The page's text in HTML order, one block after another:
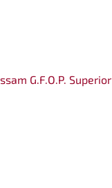
G.F.O.P. Superior